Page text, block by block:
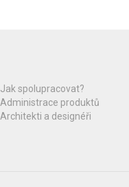
Jak spolupracovat?
Administrace produktů
Architekti a designéři